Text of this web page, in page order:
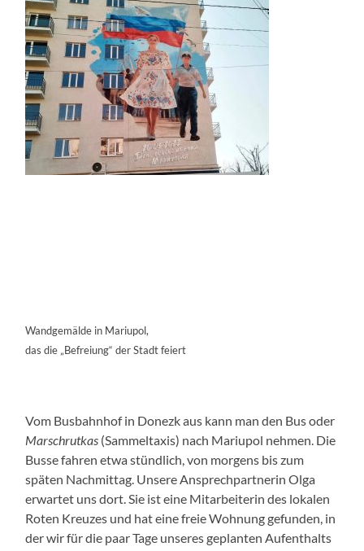
Wandgemälde in Mariupol,
das die „Befreiung“ der Stadt feiert
Vom Busbahnhof in Donezk aus kann man den Bus oder
Marschrutkas (Sammeltaxis) nach Mariupol nehmen. Die
Busse fahren etwa stündlich, von morgens bis zum
späten Nachmittag. Unsere Ansprechpartnerin Olga
erwartet uns dort. Sie ist eine Mitarbeiterin des lokalen
Roten Kreuzes und hat eine freie Wohnung gefunden, in
der wir für die paar Tage unseres geplanten Aufenthalts